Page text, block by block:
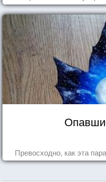
Превосходно, как эта